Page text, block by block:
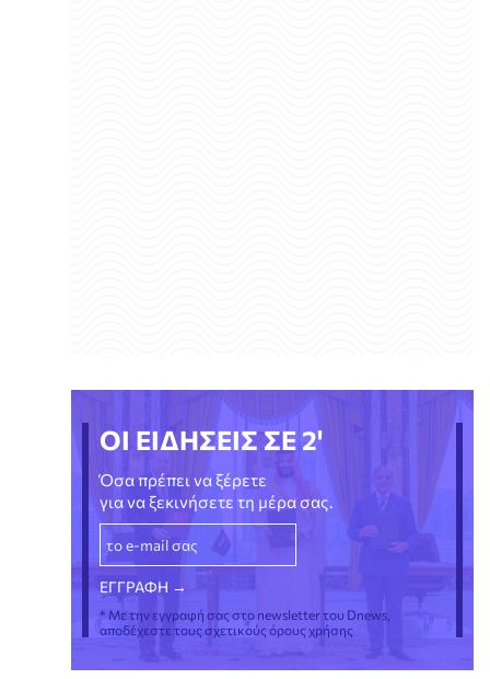
ΟΙ ΕΙΔΗΣΕΙΣ ΣΕ 2'
Όσα πρέπει να ξέρετε
για να ξεκινήσετε τη μέρα σας.
* Με την εγγραφή σας στο newsletter του Dnews,
αποδέχεστε τους σχετικούς όρους χρήσης